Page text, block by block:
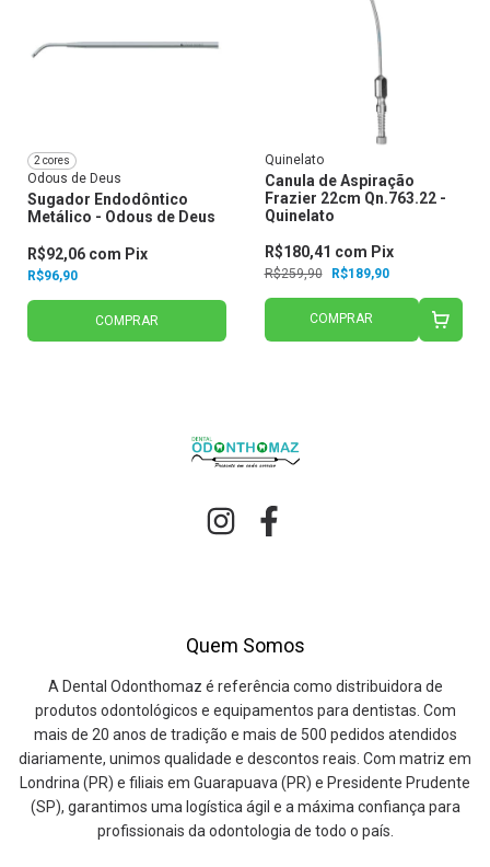
2 cores
Odous de Deus
Sugador Endodôntico
Metálico - Odous de Deus
R$96,90
R$92,06 com Pix
COMPRAR
Quinelato
Canula de Aspiração
Frazier 22cm Qn.763.22 -
Quinelato
R$259,90 R$189,90
R$180,41 com Pix
COMPRAR
Quem Somos
A Dental Odonthomaz é referência como distribuidora de
produtos odontológicos e equipamentos para dentistas. Com
mais de 20 anos de tradição e mais de 500 pedidos atendidos
diariamente, unimos qualidade e descontos reais. Com matriz em
Londrina (PR) e filiais em Guarapuava (PR) e Presidente Prudente
(SP), garantimos uma logística ágil e a máxima confiança para
profissionais da odontologia de todo o país.